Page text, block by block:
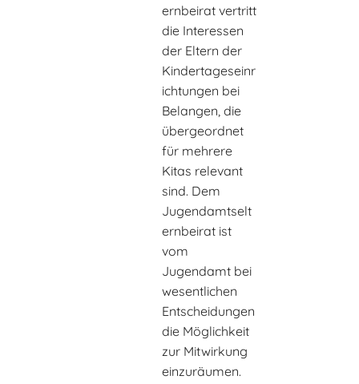
ernbeirat vertritt
die Interessen
der Eltern der
Kindertageseinr
ichtungen bei
Belangen, die
übergeordnet
für mehrere
Kitas relevant
sind. Dem
Jugendamtselt
ernbeirat ist
vom
Jugendamt bei
wesentlichen
Entscheidungen
die Möglichkeit
zur Mitwirkung
einzuräumen.